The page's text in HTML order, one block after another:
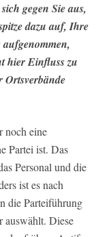
gegen Sie aus,
dazu auf, Ihre
hier Einfluss zu
Ortsverbände
noch eine
Partei ist. Das
Personal und die
ist es nach
die Parteiführung
auswählt. Diese